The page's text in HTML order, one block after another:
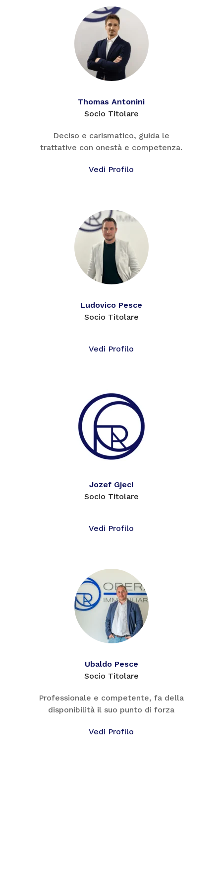
Thomas Antonini
Socio Titolare
Deciso e carismatico, guida le
trattative con onestà e competenza.
Vedi Profilo
Ludovico Pesce
Socio Titolare
Vedi Profilo
Jozef Gjeci
Socio Titolare
Vedi Profilo
Ubaldo Pesce
Socio Titolare
Professionale e competente, fa della
disponibilità il suo punto di forza
Vedi Profilo